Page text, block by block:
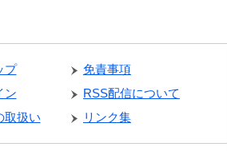
プ
免責事項
ン
RSS配信について
取扱い
リンク集